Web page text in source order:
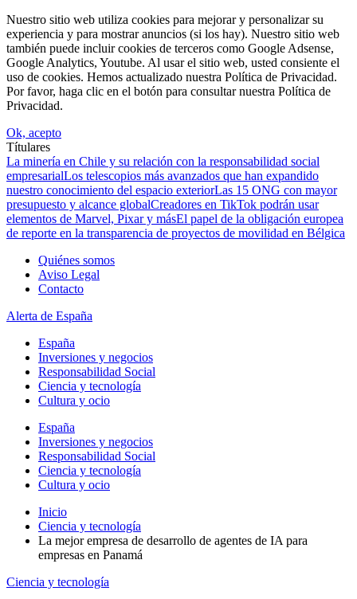
Nuestro sitio web utiliza cookies para mejorar y personalizar su
experiencia y para mostrar anuncios (si los hay). Nuestro sitio web
también puede incluir cookies de terceros como Google Adsense,
Google Analytics, Youtube. Al usar el sitio web, usted consiente el
uso de cookies. Hemos actualizado nuestra Política de Privacidad.
Por favor, haga clic en el botón para consultar nuestra Política de
Privacidad.
Ok, acepto
Títulares
La minería en Chile y su relación con la responsabilidad social
empresarialLos telescopios más avanzados que han expandido
nuestro conocimiento del espacio exteriorLas 15 ONG con mayor
presupuesto y alcance globalCreadores en TikTok podrán usar
elementos de Marvel, Pixar y másEl papel de la obligación europea
de reporte en la transparencia de proyectos de movilidad en Bélgica
Quiénes somos
Aviso Legal
Contacto
Alerta de España
España
Inversiones y negocios
Responsabilidad Social
Ciencia y tecnología
Cultura y ocio
España
Inversiones y negocios
Responsabilidad Social
Ciencia y tecnología
Cultura y ocio
Inicio
Ciencia y tecnología
La mejor empresa de desarrollo de agentes de IA para
empresas en Panamá
Ciencia y tecnología